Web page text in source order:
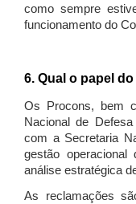
como sempre
funcionamento do
6. Qual o papel
Os Procons, bem
Nacional de
com a Secretaria
gestão operacional
análise estratégica
As reclamações